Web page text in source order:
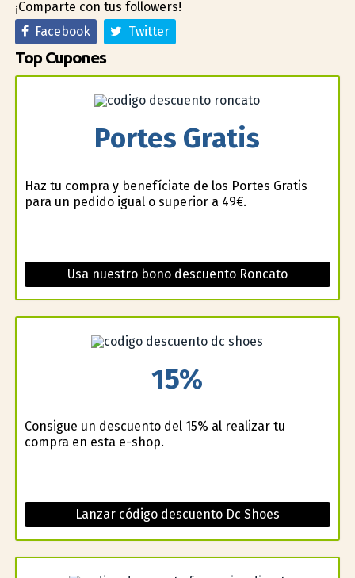
¡Comparte con tus followers!
Facebook
Twitter
Top Cupones
Portes Gratis
Haz tu compra y benefíciate de los Portes Gratis
para un pedido igual o superior a 49€.
Usa nuestro bono descuento Roncato
15%
Consigue un descuento del 15% al realizar tu
compra en esta e-shop.
Lanzar código descuento Dc Shoes